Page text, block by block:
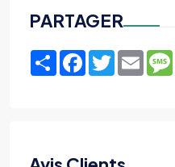
PARTAGER
ShareFacebook
TwitterEmail